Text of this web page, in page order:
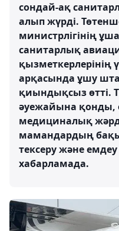
сондай-ақ
алып жүрді.
министрлігінің
санитарлық
арқасында ұшу
қиындықсыз
әуежайына қонды,
медициналық
мамандардың
тексеру және емдеу
хабарламада.